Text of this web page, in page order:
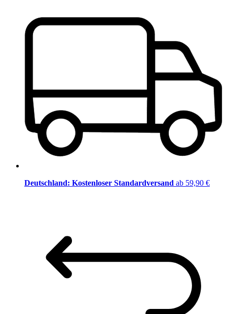
Deutschland: Kostenloser Standardversand ab 59,90 €